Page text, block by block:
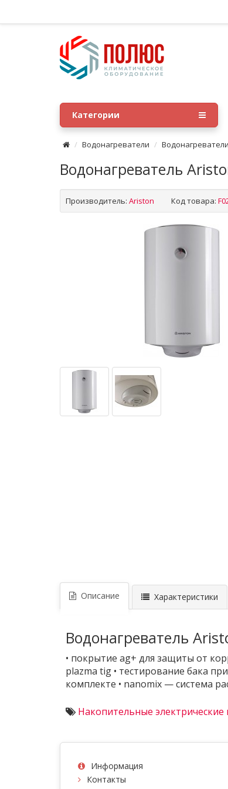
Категории
Водонагреватели
Водонагреватель
Производитель: Ariston Код товара:
Описание Характеристики
Водонагреватель
• покрытие ag+ для защиты от
plazma tig • тестирование бака
комплекте • nanomix — система
Накопительные электрические
Информация
Контакты